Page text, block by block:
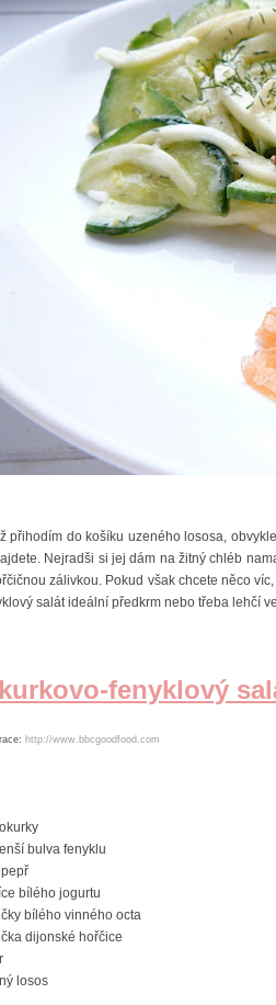
přihodím do košíku uzeného lososa,
Nejradši si jej dám na žitný chléb
zálivkou. Pokud však chcete něco
salát ideální předkrm nebo třeba lehčí
fenyklový
http://www.bbcgoodfood.com
bulva fenyklu
bílého jogurtu
bílého vinného octa
dijonské hořčice
losos